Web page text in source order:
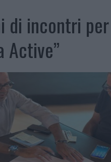
di incontri
Active”